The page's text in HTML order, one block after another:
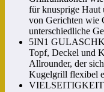
für knusprige Haut
von Gerichten wie
unterschiedliche
5IN1
Topf, Deckel und
Allrounder, der
Kugelgrill flexibel
VIELSEITIGKEIT: